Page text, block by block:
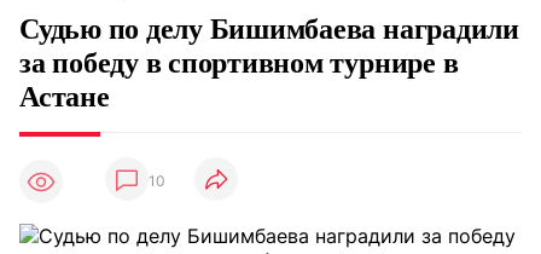
Судью по делу Бишимбаева наградили
за победу в спортивном турнире в
Астане
10